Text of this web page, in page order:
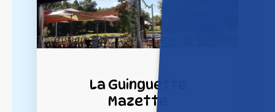
La Guinguette
Mazette